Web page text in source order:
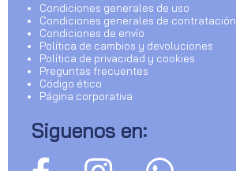
Condiciones generales de uso
Condiciones generales de contratación
Condiciones de envío
Política de cambios y devoluciones
Política de privacidad y cookies
Preguntas frecuentes
Código ético
Página corporativa
Siguenos en: